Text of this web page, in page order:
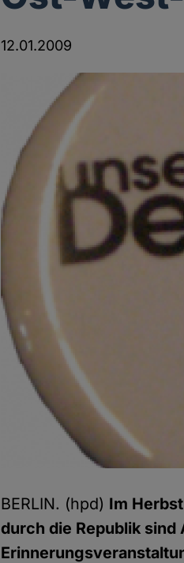
12.01.2009
BERLIN. (hpd) Im
durch die Republik